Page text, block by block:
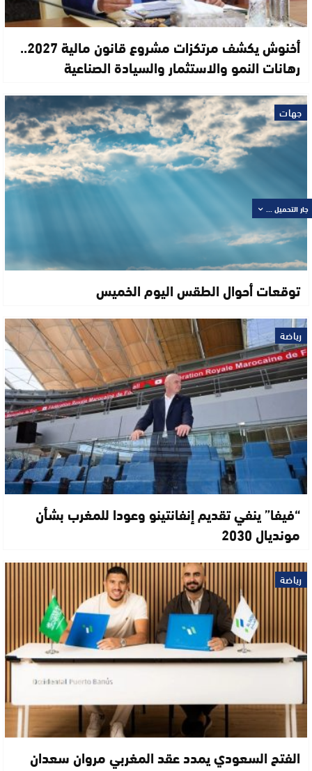
أخنوش يكشف مرتكزات مشروع قانون مالية 2027..
رهانات النمو والاستثمار والسيادة الصناعية
جهات
توقعات أحوال الطقس اليوم الخميس
رياضة
“فيفا” ينفي تقديم إنفانتينو وعودا للمغرب بشأن
مونديال 2030
رياضة
الفتح السعودي يمدد عقد المغربي مروان سعدان
جار التحميل ...